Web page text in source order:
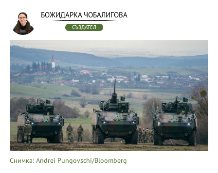
БОЖИДАРКА ЧОБАЛИГОВА
СЪЗДАТЕЛ
Снимка: Andrei Pungovschi/Bloomberg